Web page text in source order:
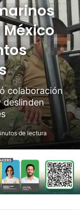
colaboración
deslinden
de lectura